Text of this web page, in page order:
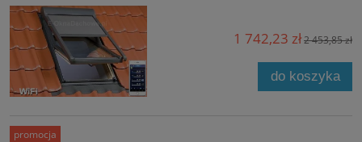
1 742,23 zł2 453,85 zł
do koszyka
promocja